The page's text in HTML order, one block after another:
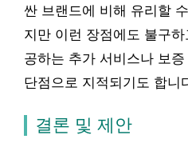
싼 브랜드에 비해 유리할
지만 이런 장점에도 불구
공하는 추가 서비스나 보
단점으로 지적되기도 합니
결론 및 제안